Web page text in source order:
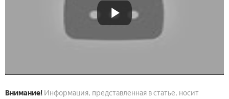
Внимание! Информация, представленная в статье, носит